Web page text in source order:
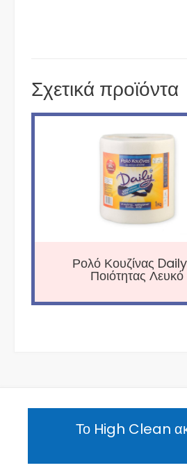
Σχετικά προϊόντα
Ρολό Κουζίνας
Ποιότητας Λευκό
Το High Clean